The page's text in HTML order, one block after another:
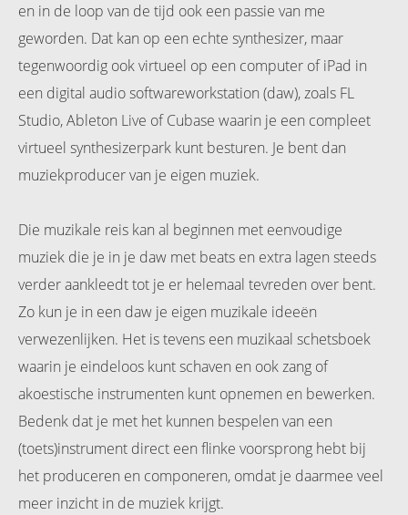
en in de loop van de tijd ook een passie van me
geworden. Dat kan op een echte synthesizer, maar
tegenwoordig ook virtueel op een computer of iPad in
een digital audio softwareworkstation (daw), zoals FL
Studio, Ableton Live of Cubase waarin je een compleet
virtueel synthesizerpark kunt besturen. Je bent dan
muziekproducer van je eigen muziek.
Die muzikale reis kan al beginnen met eenvoudige
muziek die je in je daw met beats en extra lagen steeds
verder aankleedt tot je er helemaal tevreden over bent.
Zo kun je in een daw je eigen muzikale ideeën
verwezenlijken. Het is tevens een muzikaal schetsboek
waarin je eindeloos kunt schaven en ook zang of
akoestische instrumenten kunt opnemen en bewerken.
Bedenk dat je met het kunnen bespelen van een
(toets)instrument direct een flinke voorsprong hebt bij
het produceren en componeren, omdat je daarmee veel
meer inzicht in de muziek krijgt.